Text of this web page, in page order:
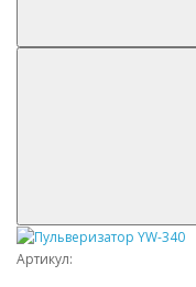
Артикул: